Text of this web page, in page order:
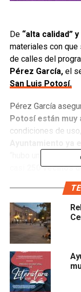
De “alta calidad”
materiales con que
de calles del
Pérez García,el
San Luis Potosí.
Pérez García
Potosí están muy
condiciones de uso,
“hubo una
250 vecinos
el fin de semana.
en que las calles
A pesar de
secretario
utilizado para
manera”. También
adecuada a tal
semana no